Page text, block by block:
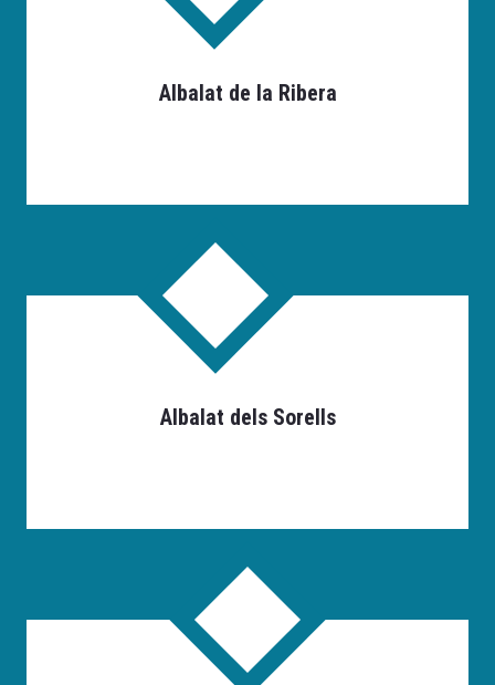
Albalat de la Ribera
Albalat dels Sorells